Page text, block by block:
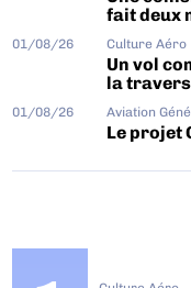
fait deux
01/08/26 Culture Aéro
Un vol
la
01/08/26 Aviation
Le projet